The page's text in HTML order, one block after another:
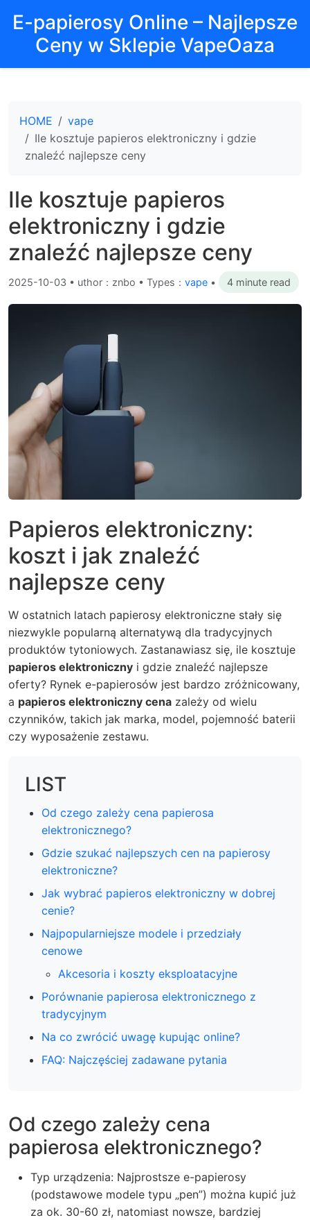
E-papierosy Online – Najlepsze
Ceny w Sklepie VapeOaza
HOME
vape
Ile kosztuje papieros elektroniczny i gdzie
znaleźć najlepsze ceny
Ile kosztuje papieros
elektroniczny i gdzie
znaleźć najlepsze ceny
2025-10-03 • uthor：znbo • Types： vape • 4 minute read
Papieros elektroniczny:
koszt i jak znaleźć
najlepsze ceny
W ostatnich latach papierosy elektroniczne stały się
niezwykle popularną alternatywą dla tradycyjnych
produktów tytoniowych. Zastanawiasz się, ile kosztuje
papieros elektroniczny i gdzie znaleźć najlepsze
oferty? Rynek e-papierosów jest bardzo zróżnicowany,
a papieros elektroniczny cena zależy od wielu
czynników, takich jak marka, model, pojemność baterii
czy wyposażenie zestawu.
LIST
Od czego zależy cena papierosa
elektronicznego?
Gdzie szukać najlepszych cen na papierosy
elektroniczne?
Jak wybrać papieros elektroniczny w dobrej
cenie?
Najpopularniejsze modele i przedziały
cenowe
Akcesoria i koszty eksploatacyjne
Porównanie papierosa elektronicznego z
tradycyjnym
Na co zwrócić uwagę kupując online?
FAQ: Najczęściej zadawane pytania
Od czego zależy cena
papierosa elektronicznego?
Typ urządzenia: Najprostsze e-papierosy
(podstawowe modele typu „pen”) można kupić już
za ok. 30-60 zł, natomiast nowsze, bardziej